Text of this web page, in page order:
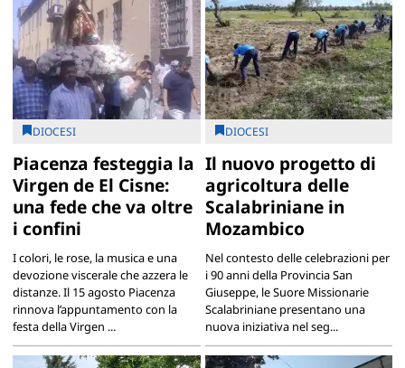
DIOCESI
Piacenza festeggia la
Virgen de El Cisne:
una fede che va oltre
i confini
I colori, le rose, la musica e una
devozione viscerale che azzera le
distanze. Il 15 agosto Piacenza
rinnova l’appuntamento con la
festa della Virgen ...
DIOCESI
Il nuovo progetto di
agricoltura delle
Scalabriniane in
Mozambico
Nel contesto delle celebrazioni per
i 90 anni della Provincia San
Giuseppe, le Suore Missionarie
Scalabriniane presentano una
nuova iniziativa nel seg...